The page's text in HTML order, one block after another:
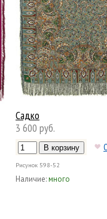
Садко
3 600 руб.
Рисунок 598-52
Наличие:много